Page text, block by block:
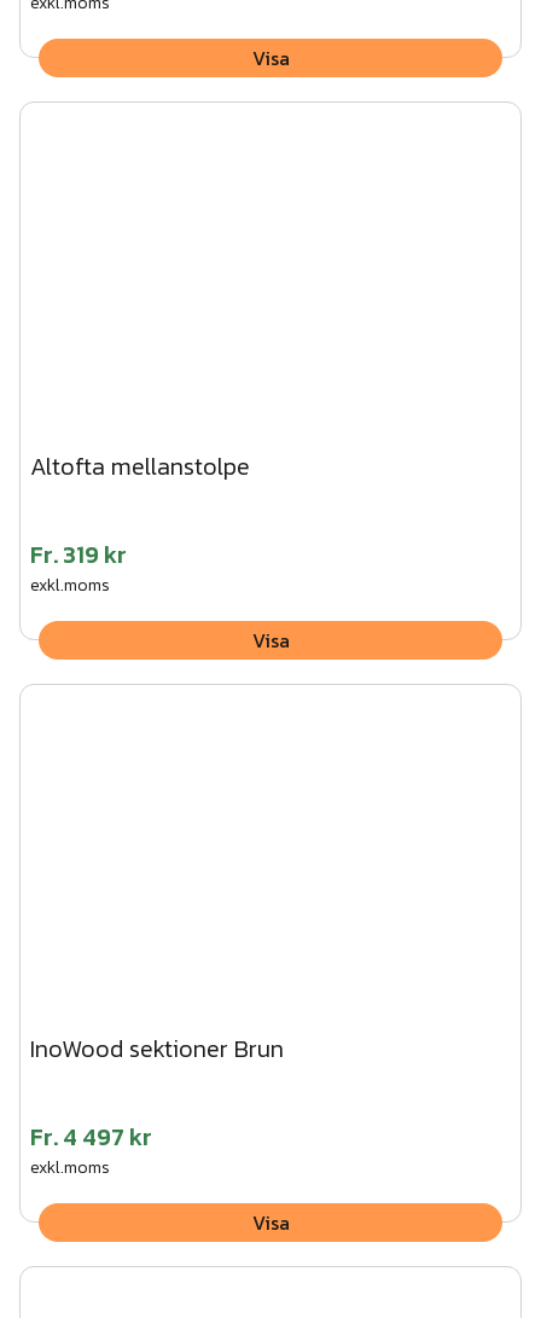
Visa
Altofta mellanstolpe
Fr.319 kr
exkl.moms
Visa
InoWood sektioner Brun
Fr.4 497 kr
exkl.moms
Visa